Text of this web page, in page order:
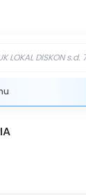
LOKAL DISKON s.d.